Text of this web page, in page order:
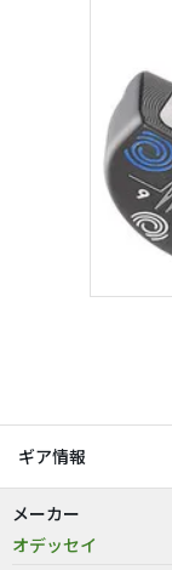
ギア情報
メーカー
オデッセイ